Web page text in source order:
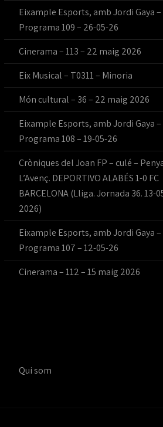
Eixample Esports, amb Jordi Gaya –
Programa 109 – 26-05-26
Cinerama – 113 – 22 maig 2026
Eix Musical – T0311 – Minoria
Món cultural – 36 – 22 maig 2026
Eixample Esports, amb Jordi Gaya –
Programa 108 – 19-05-26
Cròniques del Joan FP – culé –
L’Avenç. DEPORTIVO ALABÉS 1-0 FC
BARCELONA (Lliga. Jornada 36. 13-
2026)
Eixample Esports, amb Jordi Gaya –
Programa 107 – 12-05-26
Cinerama – 112 – 15 maig 2026
Qui som